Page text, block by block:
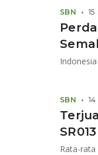
SBN •
Rata-rata
SBN •